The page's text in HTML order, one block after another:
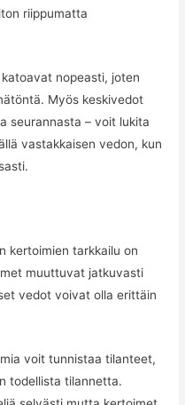
riippumatta
nopeasti, joten
Myös keskivedot
seurannasta – voit lukita
vastakkaisen vedon, kun
kertoimien tarkkailu on
muuttuvat jatkuvasti
vedot voivat olla erittäin
voit tunnistaa tilanteet,
todellista tilannetta.